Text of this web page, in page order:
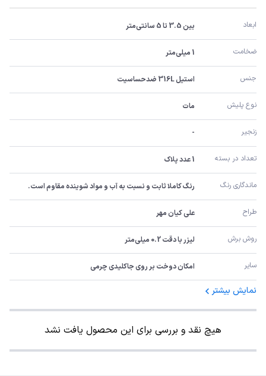
ابعاد بین 3.5 تا 5 سانتی‌متر
ضخامت 1 میلی‌متر
جنس استیل 316L ضدحساسیت
نوع پلیش مات
زنجیر -
تعداد در بسته 1 عدد پلاک
ماندگاری رنگ رنگ کاملا ثابت و نسبت به آب و مواد شوینده مقاوم است.
طراح علی کیان مهر
روش برش لیزر با دقت 0.2 میلی‌متر
سایر امکان دوخت بر روی جاکلیدی چرمی
نمایش بیشتر
هیچ نقد و بررسی برای این محصول یافت نشد